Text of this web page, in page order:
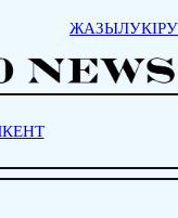
ЖАЗЫЛУКІРУ